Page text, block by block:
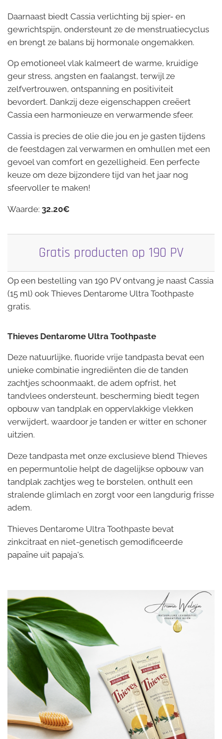
Daarnaast biedt Cassia verlichting bij spier- en
gewrichtspijn, ondersteunt ze de menstruatiecyclus
en brengt ze balans bij hormonale ongemakken.
Op emotioneel vlak kalmeert de warme, kruidige
geur stress, angsten en faalangst, terwijl ze
zelfvertrouwen, ontspanning en positiviteit
bevordert. Dankzij deze eigenschappen creëert
Cassia een harmonieuze en verwarmende sfeer.
Cassia is precies de olie die jou en je gasten tijdens
de feestdagen zal verwarmen en omhullen met een
gevoel van comfort en gezelligheid. Een perfecte
keuze om deze bijzondere tijd van het jaar nog
sfeervoller te maken!
Waarde: 32.20€
Gratis producten op 190 PV
Op een bestelling van 190 PV ontvang je naast Cassia
(15 ml) ook Thieves Dentarome Ultra Toothpaste
gratis.
Thieves Dentarome Ultra Toothpaste
Deze natuurlijke, fluoride vrije tandpasta bevat een
unieke combinatie ingrediënten die de tanden
zachtjes schoonmaakt, de adem opfrist, het
tandvlees ondersteunt, bescherming biedt tegen
opbouw van tandplak en oppervlakkige vlekken
verwijdert, waardoor je tanden er witter en schoner
uitzien.
Deze tandpasta met onze exclusieve blend Thieves
en pepermuntolie helpt de dagelijkse opbouw van
tandplak zachtjes weg te borstelen, onthult een
stralende glimlach en zorgt voor een langdurig frisse
adem.
Thieves Dentarome Ultra Toothpaste bevat
zinkcitraat en niet-genetisch gemodificeerde
papaïne uit papaja's.